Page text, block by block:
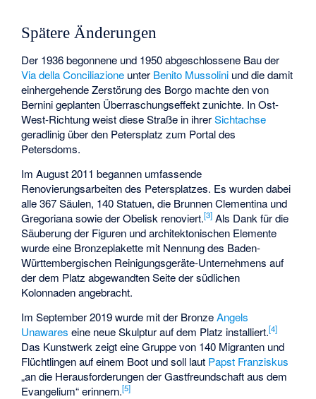
Spätere Änderungen
Der 1936 begonnene und 1950 abgeschlossene Bau der
Via della Conciliazione unter Benito Mussolini und die damit
einhergehende Zerstörung des Borgo machte den von
Bernini geplanten Überraschungseffekt zunichte. In Ost-
West-Richtung weist diese Straße in ihrerSichtachse
geradlinig über den Petersplatz zum Portal des
Petersdoms.
Im August 2011 begannen umfassende
Renovierungsarbeiten des Petersplatzes. Es wurden dabei
alle 367 Säulen, 140 Statuen, die Brunnen Clementina und
Gregoriana sowie der Obelisk renoviert.[3] Als Dank für die
Säuberung der Figuren und architektonischen Elemente
wurde eine Bronzeplakette mit Nennung des Baden-
Württembergischen Reinigungsgeräte-Unternehmens auf
der dem Platz abgewandten Seite der südlichen
Kolonnaden angebracht.
Im September 2019 wurde mit der BronzeAngels
Unawares eine neue Skulptur auf dem Platz installiert.[4]
Das Kunstwerk zeigt eine Gruppe von 140 Migranten und
Flüchtlingen auf einem Boot und soll laut Papst Franziskus
„an die Herausforderungen der Gastfreundschaft aus dem
Evangelium“ erinnern.[5]